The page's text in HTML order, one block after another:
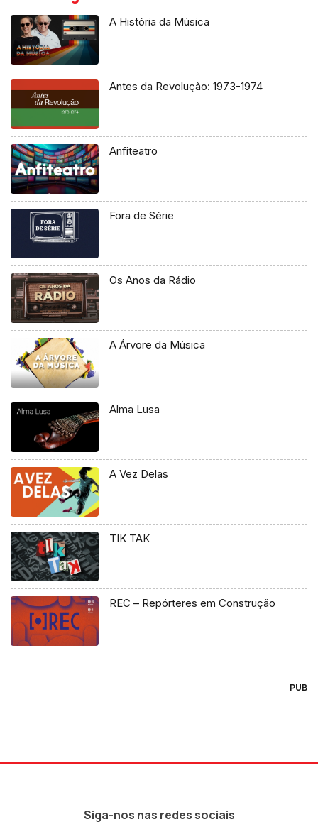
A História da Música
Antes da Revolução: 1973-1974
Anfiteatro
Fora de Série
Os Anos da Rádio
A Árvore da Música
Alma Lusa
A Vez Delas
TIK TAK
REC – Repórteres em Construção
PUB
Siga-nos nas redes sociais